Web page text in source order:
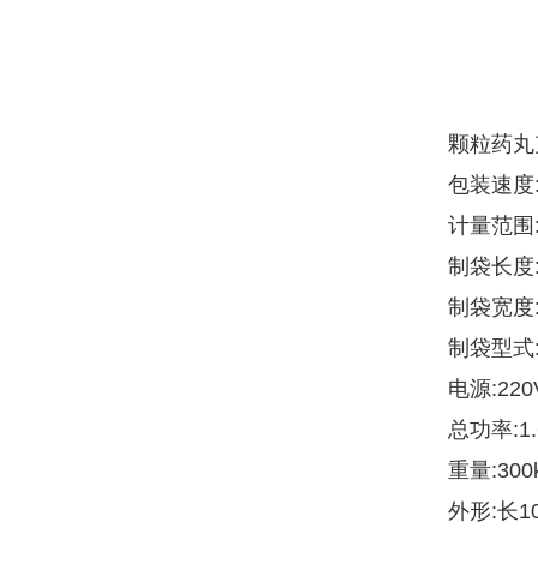
颗粒药
包装速
计量范
制袋长
制袋宽
制袋型
电源
总功率
重量
外形:长